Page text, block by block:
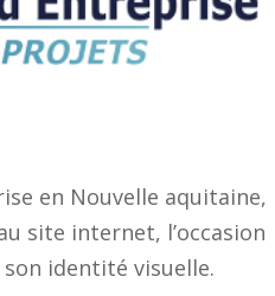
en Nouvelle aquitaine,
site internet, l’occasion
identité visuelle.